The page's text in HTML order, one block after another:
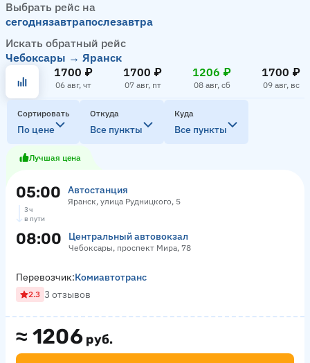
Выбрать рейс на
сегоднязавтрапослезавтра
Искать обратный рейс
Чебоксары → Яранск
1700 ₽
06 авг, чт
1700 ₽
07 авг, пт
1206 ₽
08 авг, сб
1700 ₽
09 авг, вс
Сортировать
По цене
Откуда
Все пункты
Куда
Все пункты
Лучшая цена
05:00 Автостанция
Яранск, улица Рудницкого, 5
3 ч
в пути
08:00 Центральный автовокзал
Чебоксары, проспект Мира, 78
≈ 1206 руб.
Перевозчик:Комиавтотранс
2.3 3 отзывов